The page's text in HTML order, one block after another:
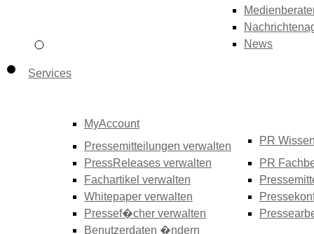
News
Services
MyAccount
Pressemitteilungen verwalten
PressReleases verwalten
Fachartikel verwalten
Whitepaper verwalten
Pressef�cher verwalten
Benutzerdaten �ndern
PR
PR